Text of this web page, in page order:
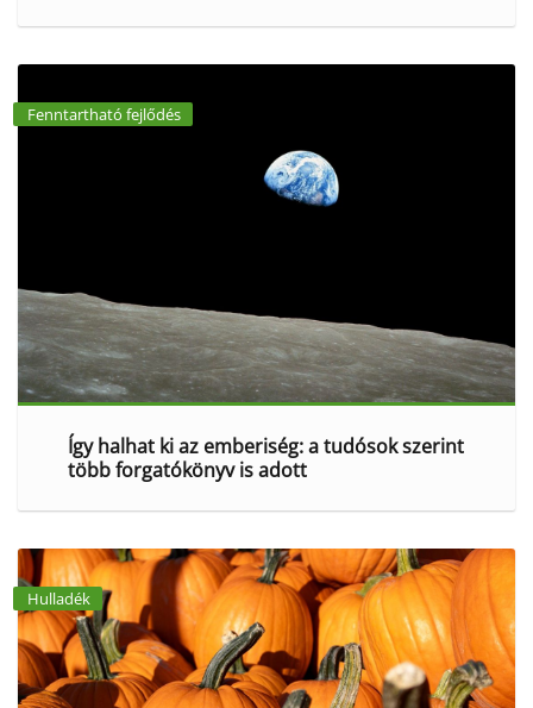
Fenntartható fejlődés
Így halhat ki az emberiség: a tudósok szerint
több forgatókönyv is adott
Hulladék